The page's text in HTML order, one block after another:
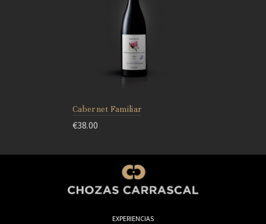
Cabernet Familiar
€38.00
EXPERIENCIAS